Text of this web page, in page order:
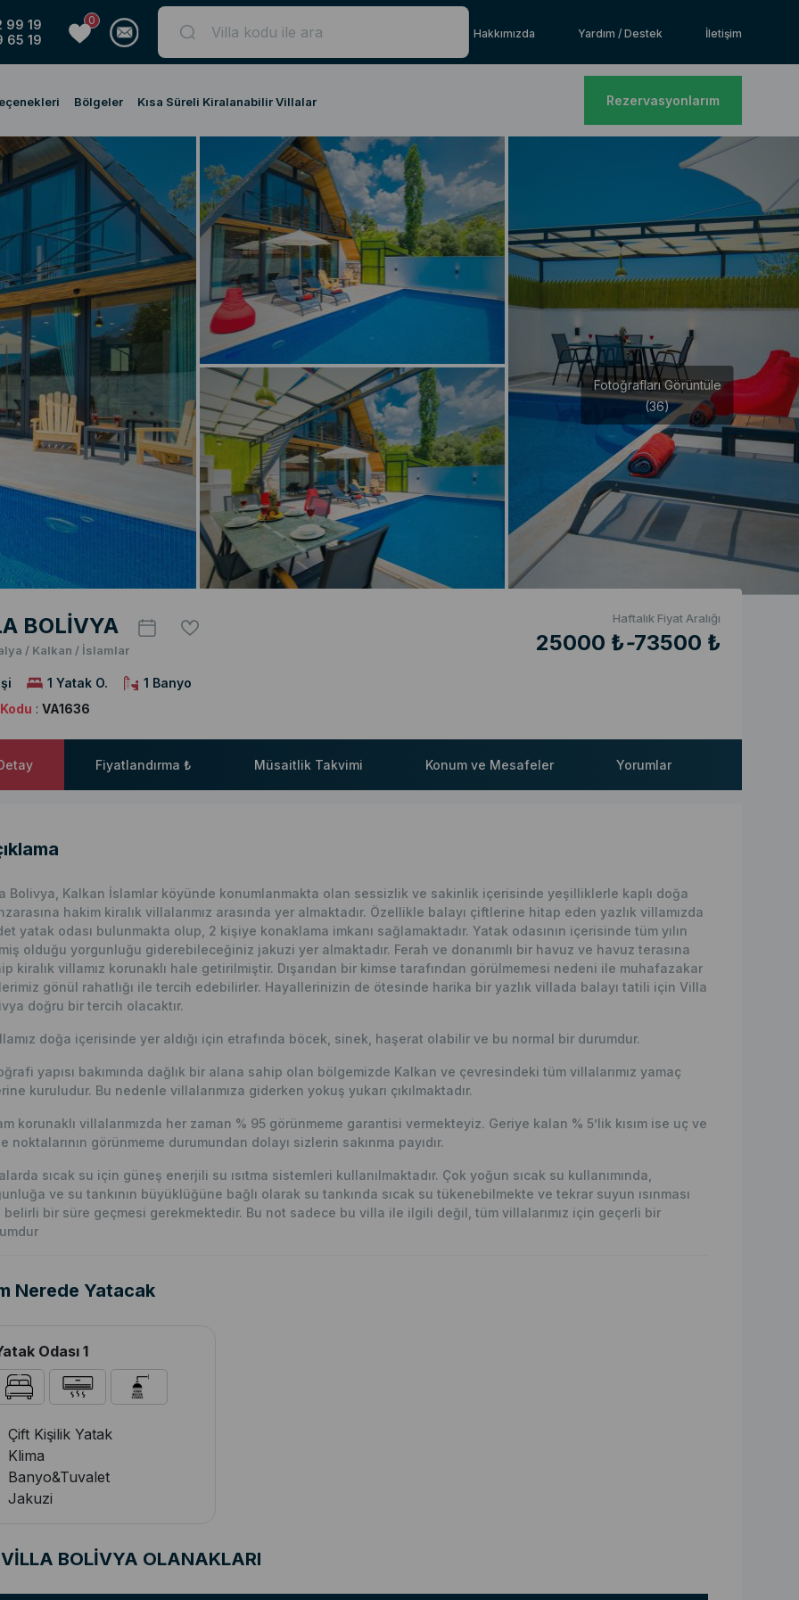
99 19
65 19
0
Hakkımızda
Yardım / Destek İletişim
Bölgeler Kısa Süreli Kiralanabilir Villalar Rezervasyonlarım
Fotoğrafları Görüntüle
(36)
BOLİVYA
/ Kalkan / İslamlar
Haftalık Fiyat Aralığı
25000 ₺-73500 ₺
1 Yatak O.
1 Banyo
: VA1636
Fiyatlandırma ₺ Müsaitlik Takvimi Konum ve Mesafeler Yorumlar
Bolivya, Kalkan İslamlar köyünde konumlanmakta olan sessizlik ve sakinlik içerisinde yeşilliklerle kaplı doğa
hakim kiralık villalarımız arasında yer almaktadır. Özellikle balayı çiftlerine hitap eden yazlık villamızda
yatak odası bulunmakta olup, 2 kişiye konaklama imkanı sağlamaktadır. Yatak odasının içerisinde tüm yılın
olduğu yorgunluğu giderebileceğiniz jakuzi yer almaktadır. Ferah ve donanımlı bir havuz ve havuz terasına
kiralık villamız korunaklı hale getirilmiştir. Dışarıdan bir kimse tarafından görülmemesi nedeni ile muhafazakar
gönül rahatlığı ile tercih edebilirler. Hayallerinizin de ötesinde harika bir yazlık villada balayı tatili için Villa
doğru bir tercih olacaktır.
doğa içerisinde yer aldığı için etrafında böcek, sinek, haşerat olabilir ve bu normal bir durumdur.
yapısı bakımında dağlık bir alana sahip olan bölgemizde Kalkan ve çevresindeki tüm villalarımız yamaç
kuruludur. Bu nedenle villalarımıza giderken yokuş yukarı çıkılmaktadır.
korunaklı villalarımızda her zaman % 95 görünmeme garantisi vermekteyiz. Geriye kalan % 5’lik kısım ise uç ve
noktalarının görünmeme durumundan dolayı sizlerin sakınma payıdır.
sıcak su için güneş enerjili su ısıtma sistemleri kullanılmaktadır. Çok yoğun sıcak su kullanımında,
ve su tankının büyüklüğüne bağlı olarak su tankında sıcak su tükenebilmekte ve tekrar suyun ısınması
belirli bir süre geçmesi gerekmektedir. Bu not sadece bu villa ile ilgili değil, tüm villalarımız için geçerli bir
Nerede Yatacak
Odası 1
Çift Kişilik Yatak
Klima
Banyo&Tuvalet
Jakuzi
VİLLA BOLİVYA OLANAKLARI